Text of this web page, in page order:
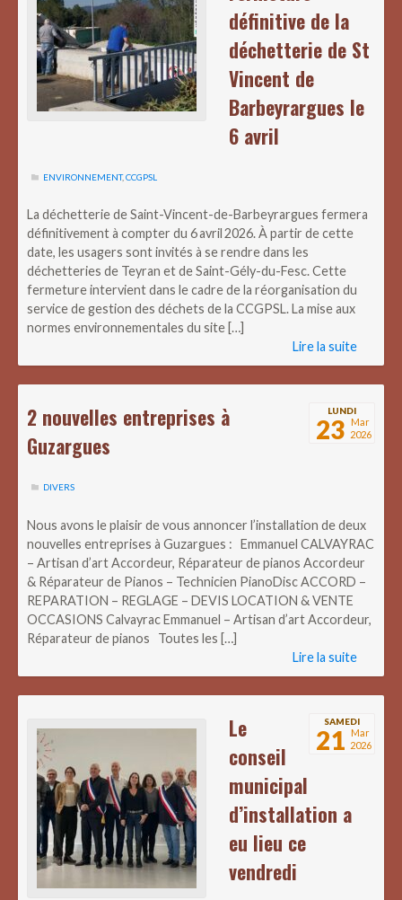
définitive de la
déchetterie de St
Vincent de
Barbeyrargues le
6 avril
ENVIRONNEMENT,CCGPSL
La déchetterie de Saint-Vincent-de-Barbeyrargues fermera
définitivement à compter du 6 avril 2026. À partir de cette
date, les usagers sont invités à se rendre dans les
déchetteries de Teyran et de Saint-Gély-du-Fesc. Cette
fermeture intervient dans le cadre de la réorganisation du
service de gestion des déchets de la CCGPSL. La mise aux
normes environnementales du site […]
Lire la suite
LUNDI
23 Mar
2026
2 nouvelles entreprises à
Guzargues
DIVERS
Nous avons le plaisir de vous annoncer l’installation de deux
nouvelles entreprises à Guzargues : Emmanuel CALVAYRAC
– Artisan d’art Accordeur, Réparateur de pianos Accordeur
& Réparateur de Pianos – Technicien PianoDisc ACCORD –
REPARATION – REGLAGE – DEVIS LOCATION & VENTE
OCCASIONS Calvayrac Emmanuel – Artisan d’art Accordeur,
Réparateur de pianos Toutes les […]
Lire la suite
SAMEDI
21 Mar
2026
Le
conseil
municipal
d’installation a
eu lieu ce
vendredi